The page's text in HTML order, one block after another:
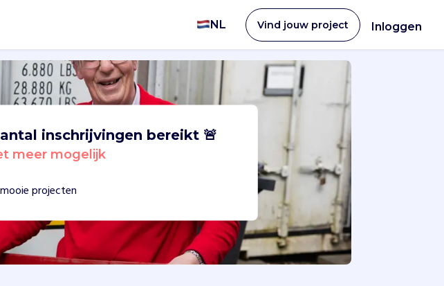
NL Vind jouw project Inloggen
inschrijvingen bereikt 🚨
meer mogelijk
projecten